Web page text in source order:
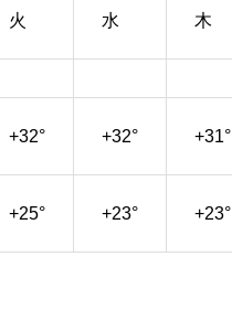
火 水 木
+32° +32° +31°
+25° +23° +23°